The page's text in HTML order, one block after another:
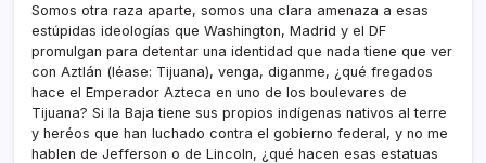
Somos otra raza aparte, somos una clara amenaza a esas
estúpidas ideologí­as que Washington, Madrid y el DF
promulgan para detentar una identidad que nada tiene que ver
con Aztlán (léase: Tijuana), venga, diganme, ¿qué fregados
hace el Emperador Azteca en uno de los boulevares de
Tijuana? Si la Baja tiene sus propios indí­genas nativos al terre
y heréos que han luchado contra el gobierno federal, y no me
hablen de Jefferson o de Lincoln, ¿qué hacen esas estatuas